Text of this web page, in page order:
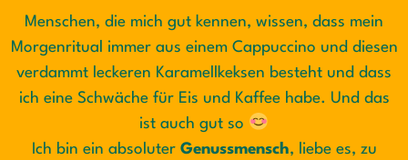
Menschen, die mich gut kennen, wissen, dass mein
Morgenritual immer aus einem Cappuccino und diesen
verdammt leckeren Karamellkeksen besteht und dass
ich eine Schwäche für Eis und Kaffee habe. Und das
ist auch gut so
Ich bin ein absoluter Genussmensch, liebe es, zu